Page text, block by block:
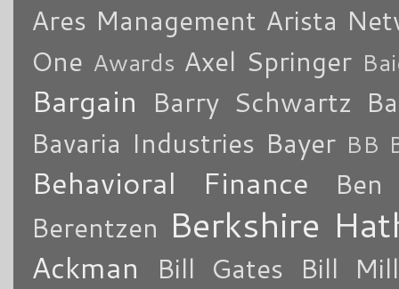
Ares Management Arista
One Awards Axel Springer
Bargain Barry Schwartz
Bavaria Industries Bayer BB
Behavioral Finance
Berentzen Berkshire
Ackman Bill Gates Bill